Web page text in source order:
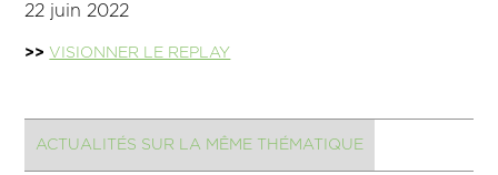
22 juin 2022
>> VISIONNER LE REPLAY
ACTUALITÉS SUR LA MÊME THÉMATIQUE